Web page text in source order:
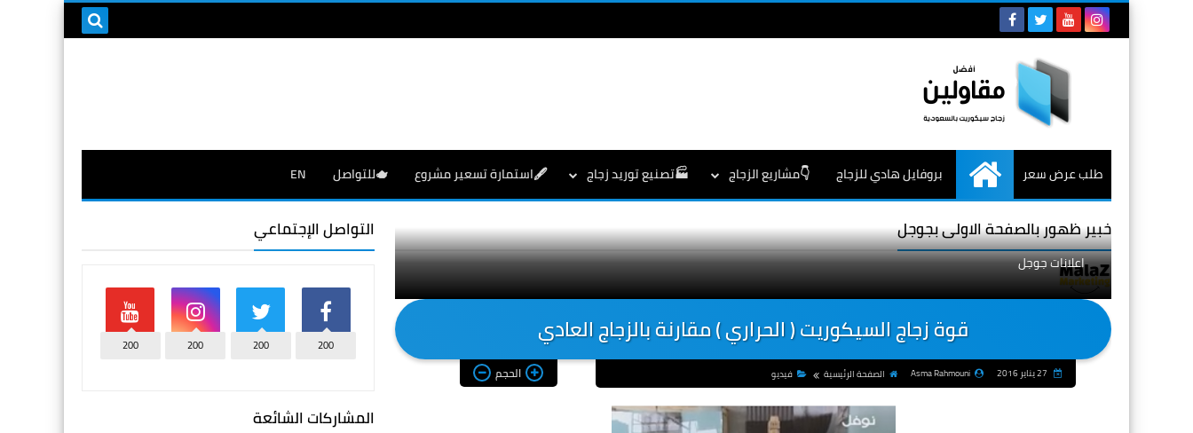
طلب عرض سعر الرئيسية
بروفايل هادي للزجاج 👇مشاريع الزجاج 🏭تصنيع توريد زجاج 🖋️استمارة تسعير مشروع 🫖للتواصل EN
خبير ظهور بالصفحة الاولى بجوجل
اعلانات جوجل
قوة زجاج السيكوريت ( الحراري ) مقارنة بالزجاج العادي
Asma Rahmouni الصفحة الرئيسية فيديو الحجم
التواصل الإجتماعي
200
200
200
200
المشاركات الشائعة